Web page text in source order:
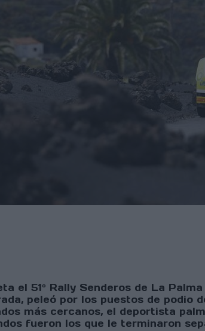
el 51º Rally Senderos de La
peleó por los puestos de podio
más cercanos, el deportista
fueron los que le terminaron